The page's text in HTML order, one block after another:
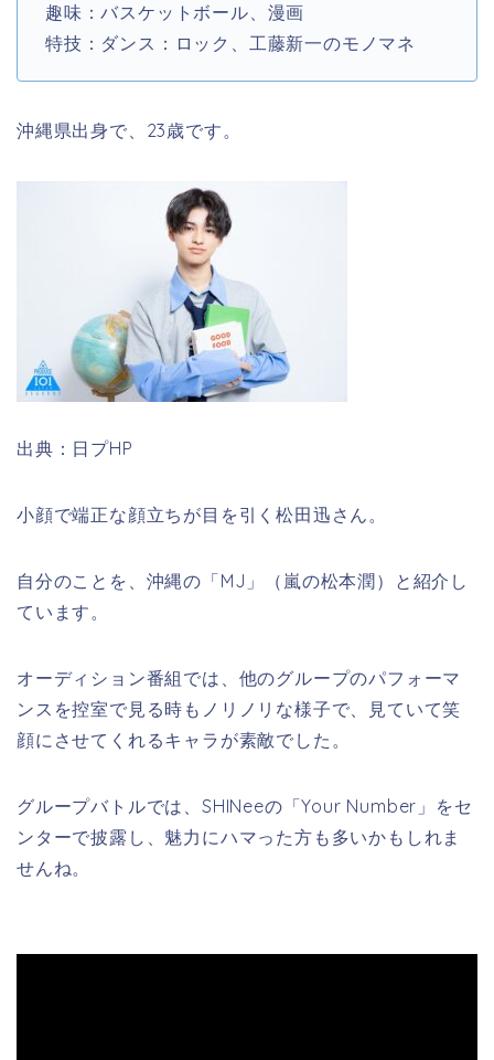
趣味：バスケットボール、漫画
特技： ダンス：ロック、工藤新一のモノマネ
沖縄県出身で、23歳です。
出典：日プHP
小顔で端正な顔立ちが目を引く松田迅さん。
自分のことを、沖縄の「MJ」（嵐の松本潤）と紹介し
ています。
オーディション番組では、他のグループのパフォーマ
ンスを控室で見る時もノリノリな様子で、見ていて笑
顔にさせてくれるキャラが素敵でした。
グループバトルでは、SHINeeの「Your Number」をセ
ンターで披露し、魅力にハマった方も多いかもしれま
せんね。